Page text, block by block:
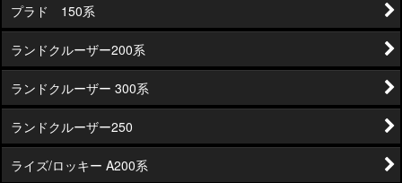
プラド 150系
ランドクルーザー200系
ランドクルーザー 300系
ランドクルーザー250
ライズ/ロッキー A200系